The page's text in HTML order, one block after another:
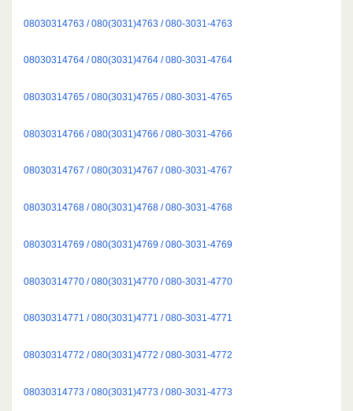
08030314763 / 080(3031)4763 / 080-3031-4763
08030314764 / 080(3031)4764 / 080-3031-4764
08030314765 / 080(3031)4765 / 080-3031-4765
08030314766 / 080(3031)4766 / 080-3031-4766
08030314767 / 080(3031)4767 / 080-3031-4767
08030314768 / 080(3031)4768 / 080-3031-4768
08030314769 / 080(3031)4769 / 080-3031-4769
08030314770 / 080(3031)4770 / 080-3031-4770
08030314771 / 080(3031)4771 / 080-3031-4771
08030314772 / 080(3031)4772 / 080-3031-4772
08030314773 / 080(3031)4773 / 080-3031-4773